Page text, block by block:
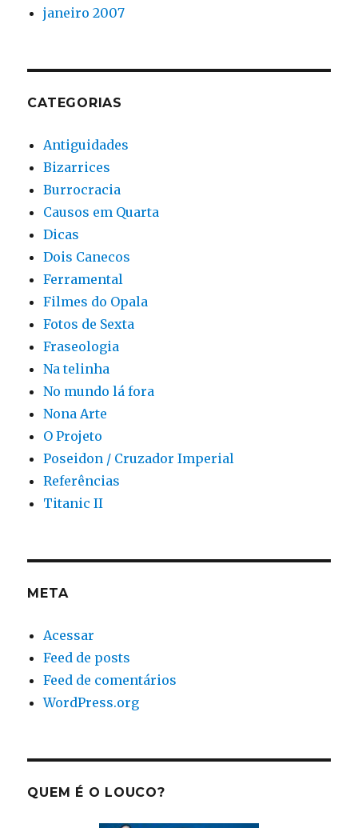
janeiro 2007
CATEGORIAS
Antiguidades
Bizarrices
Burrocracia
Causos em Quarta
Dicas
Dois Canecos
Ferramental
Filmes do Opala
Fotos de Sexta
Fraseologia
Na telinha
No mundo lá fora
Nona Arte
O Projeto
Poseidon / Cruzador Imperial
Referências
Titanic II
META
Acessar
Feed de posts
Feed de comentários
WordPress.org
QUEM É O LOUCO?